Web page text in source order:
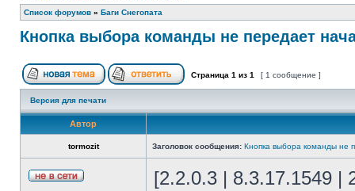
Список форумов » Баги Снегопата
Кнопка выбора команды не передает
Страница 1 из 1 [ 1 сообщение ]
Версия для печати
Автор
tormozit Заголовок сообщения: Кнопка выбора команды не
[2.2.0.3 | 8.3.17.1549 |